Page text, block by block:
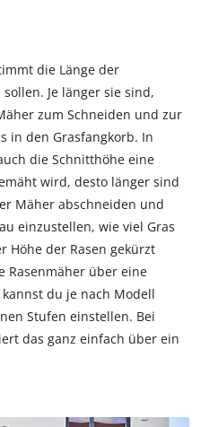
die Länge der
Je länger sie sind,
zum Schneiden und zur
in den Grasfangkorb. In
die Schnitthöhe eine
wird, desto länger sind
Mäher abschneiden und
einzustellen, wie viel Gras
Höhe der Rasen gekürzt
Rasenmäher über eine
kannst du je nach Modell
Stufen einstellen. Bei
das ganz einfach über ein